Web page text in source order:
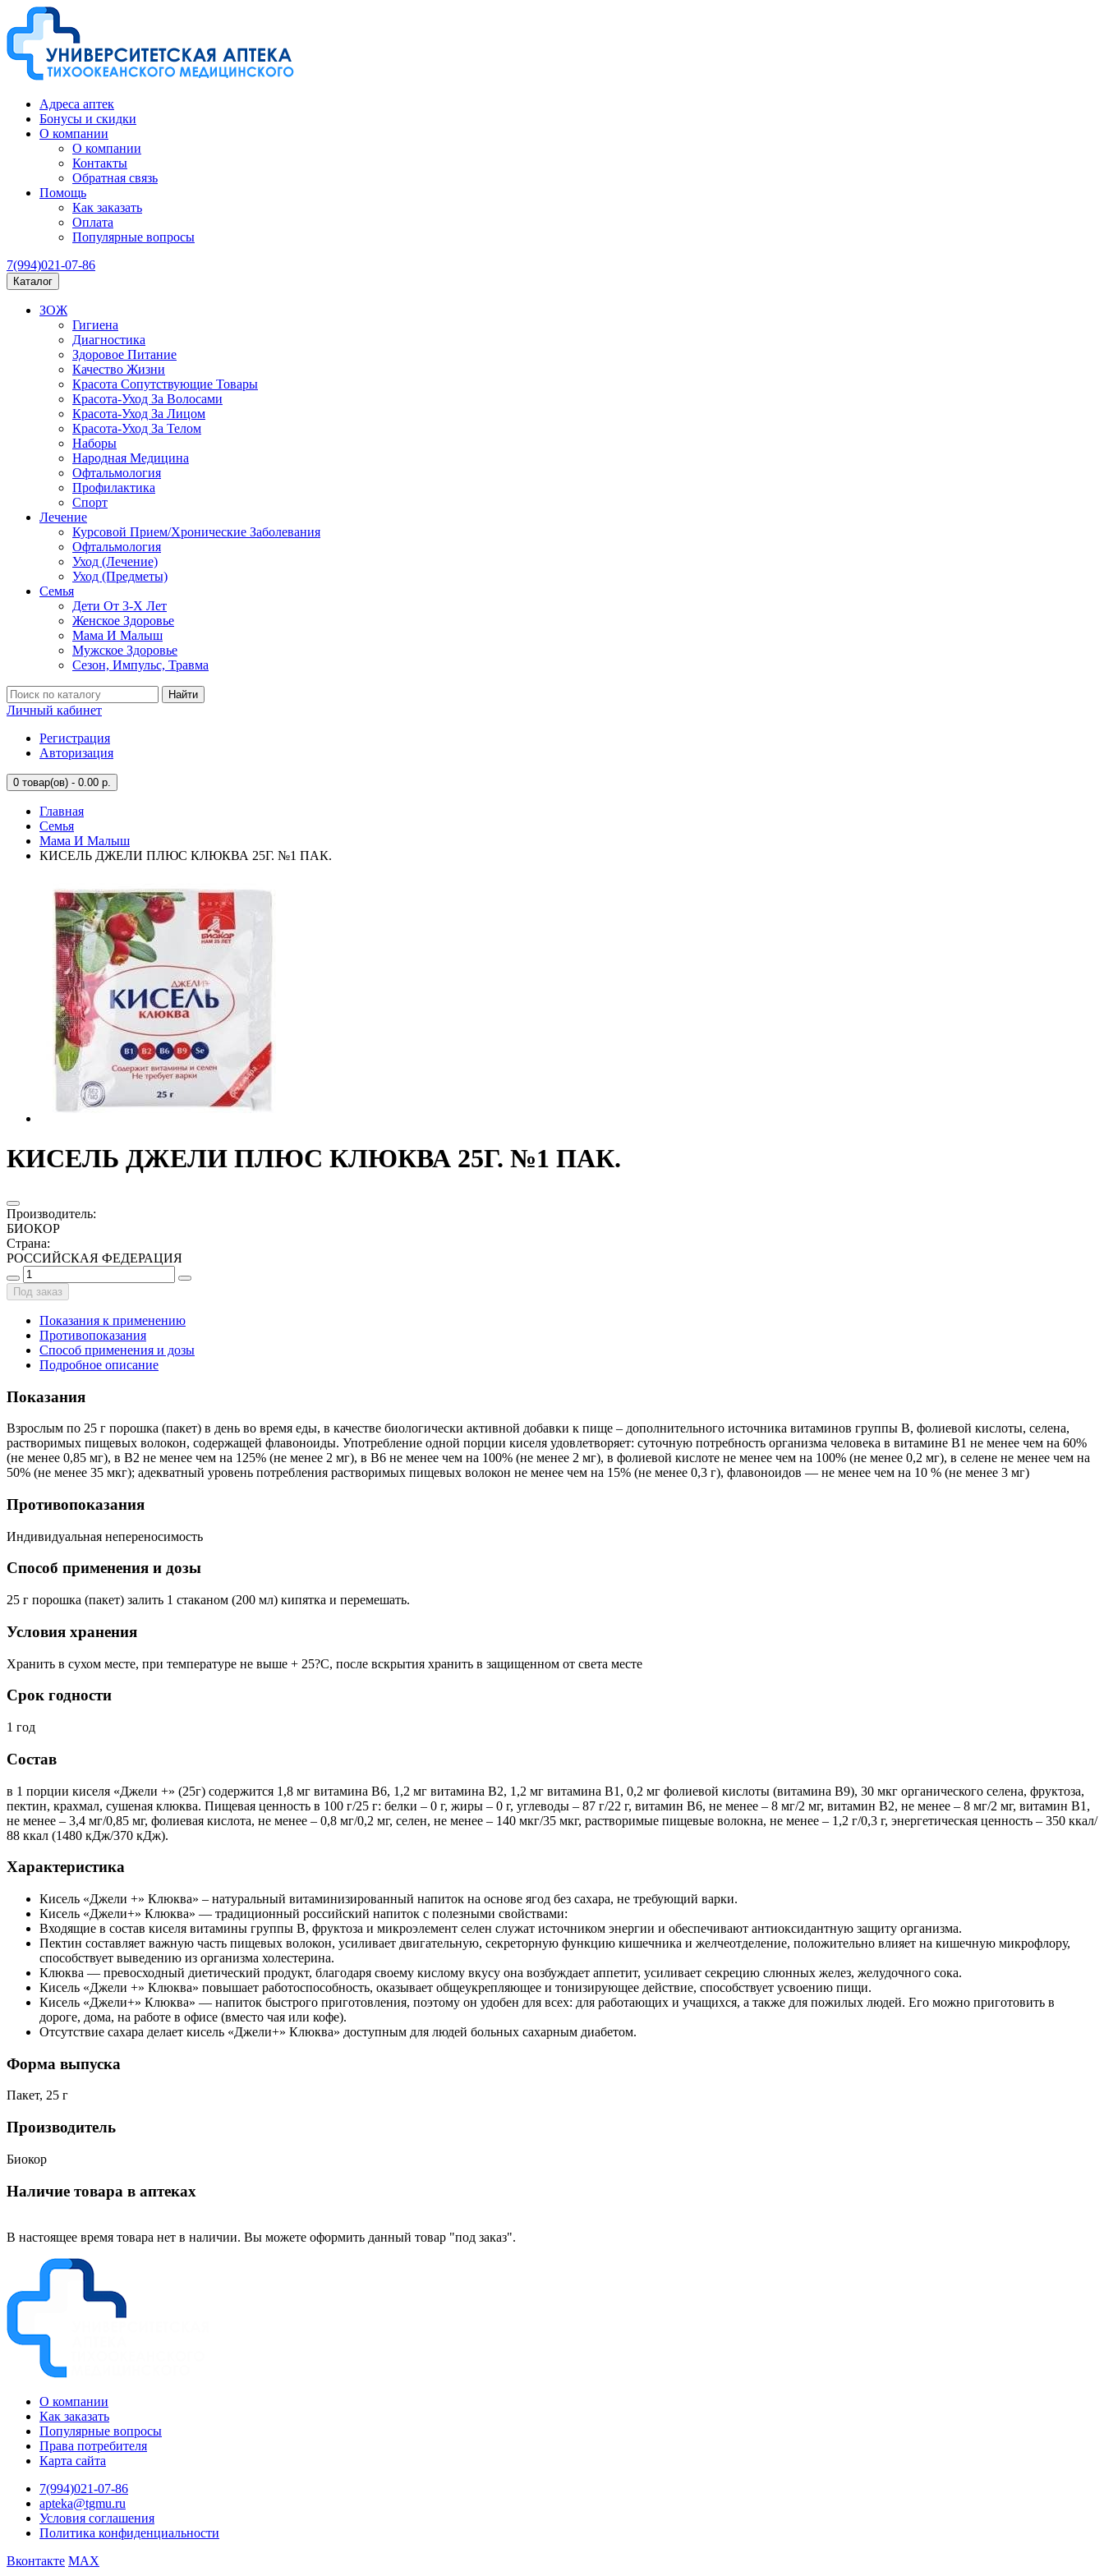
Адреса аптек
Бонусы и скидки
О компании
О компании
Контакты
Обратная связь
Помощь
Как заказать
Оплата
Популярные вопросы
7(994)021-07-86
Каталог
ЗОЖ
Гигиена
Диагностика
Здоровое Питание
Качество Жизни
Красота Сопутствующие Товары
Красота-Уход За Волосами
Красота-Уход За Лицом
Красота-Уход За Телом
Наборы
Народная Медицина
Офтальмология
Профилактика
Спорт
Лечение
Курсовой Прием/Хронические Заболевания
Офтальмология
Уход (Лечение)
Уход (Предметы)
Семья
Дети От 3-Х Лет
Женское Здоровье
Мама И Малыш
Мужское Здоровье
Сезон, Импульс, Травма
Найти
Личный кабинет
Регистрация
Авторизация
0 товар(ов) - 0.00 р.
Главная
Семья
Мама И Малыш
КИСЕЛЬ ДЖЕЛИ ПЛЮС КЛЮКВА 25Г. №1 ПАК.
КИСЕЛЬ ДЖЕЛИ ПЛЮС КЛЮКВА 25Г. №1 ПАК.
Производитель:
БИОКОР
Страна:
РОССИЙСКАЯ ФЕДЕРАЦИЯ
Под заказ
Показания к применению
Противопоказания
Способ применения и дозы
Подробное описание
Показания
Взрослым по 25 г порошка (пакет) в день во время еды, в качестве биологически активной добавки к пище – дополнительного источника витаминов группы В, фолиевой кислоты, селена,
растворимых пищевых волокон, содержащей флавоноиды. Употребление одной порции киселя удовлетворяет: суточную потребность организма человека в витамине В1 не менее чем на 60%
(не менее 0,85 мг), в В2 не менее чем на 125% (не менее 2 мг), в В6 не менее чем на 100% (не менее 2 мг), в фолиевой кислоте не менее чем на 100% (не менее 0,2 мг), в селене не менее чем на
50% (не менее 35 мкг); адекватный уровень потребления растворимых пищевых волокон не менее чем на 15% (не менее 0,3 г), флавоноидов — не менее чем на 10 % (не менее 3 мг)
Противопоказания
Индивидуальная непереносимость
Способ применения и дозы
25 г порошка (пакет) залить 1 стаканом (200 мл) кипятка и перемешать.
Условия хранения
Хранить в сухом месте, при температуре не выше + 25?С, после вскрытия хранить в защищенном от света месте
Срок годности
1 год
Состав
в 1 порции киселя «Джели +» (25г) содержится 1,8 мг витамина В6, 1,2 мг витамина В2, 1,2 мг витамина В1, 0,2 мг фолиевой кислоты (витамина В9), 30 мкг органического селена, фруктоза,
пектин, крахмал, сушеная клюква. Пищевая ценность в 100 г/25 г: белки – 0 г, жиры – 0 г, углеводы – 87 г/22 г, витамин В6, не менее – 8 мг/2 мг, витамин В2, не менее – 8 мг/2 мг, витамин В1,
не менее – 3,4 мг/0,85 мг, фолиевая кислота, не менее – 0,8 мг/0,2 мг, селен, не менее – 140 мкг/35 мкг, растворимые пищевые волокна, не менее – 1,2 г/0,3 г, энергетическая ценность – 350 ккал/
88 ккал (1480 кДж/370 кДж).
Характеристика
Кисель «Джели +» Клюква» – натуральный витаминизированный напиток на основе ягод без сахара, не требующий варки.
Кисель «Джели+» Клюква» — традиционный российский напиток с полезными свойствами:
Входящие в состав киселя витамины группы В, фруктоза и микроэлемент селен служат источником энергии и обеспечивают антиоксидантную защиту организма.
Пектин составляет важную часть пищевых волокон, усиливает двигательную, секреторную функцию кишечника и желчеотделение, положительно влияет на кишечную микрофлору,
способствует выведению из организма холестерина.
Клюква — превосходный диетический продукт, благодаря своему кислому вкусу она возбуждает аппетит, усиливает секрецию слюнных желез, желудочного сока.
Кисель «Джели +» Клюква» повышает работоспособность, оказывает общеукрепляющее и тонизирующее действие, способствует усвоению пищи.
Кисель «Джели+» Клюква» — напиток быстрого приготовления, поэтому он удобен для всех: для работающих и учащихся, а также для пожилых людей. Его можно приготовить в
дороге, дома, на работе в офисе (вместо чая или кофе).
Отсутствие сахара делает кисель «Джели+» Клюква» доступным для людей больных сахарным диабетом.
Форма выпуска
Пакет, 25 г
Производитель
Биокор
Наличие товара в аптеках
В настоящее время товара нет в наличии. Вы можете оформить данный товар "под заказ".
О компании
Как заказать
Популярные вопросы
Права потребителя
Карта сайта
7(994)021-07-86
apteka@tgmu.ru
Условия соглашения
Политика конфиденциальности
Вконтакте MAX